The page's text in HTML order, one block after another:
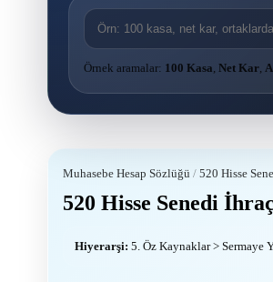
Örnek aramalar: 100 Kasa, Net Kar,
Muhasebe Hesap Sözlüğü / 520 Hisse
520 Hisse Senedi
Hiyerarşi: 5. Öz Kaynaklar > Sermaye